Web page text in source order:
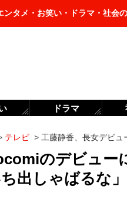
ンタメ・お笑い・ドラマ・社会
テレビ > 工藤静香、長女デビュ
のデビュー
出しゃばるな」
ドラマ